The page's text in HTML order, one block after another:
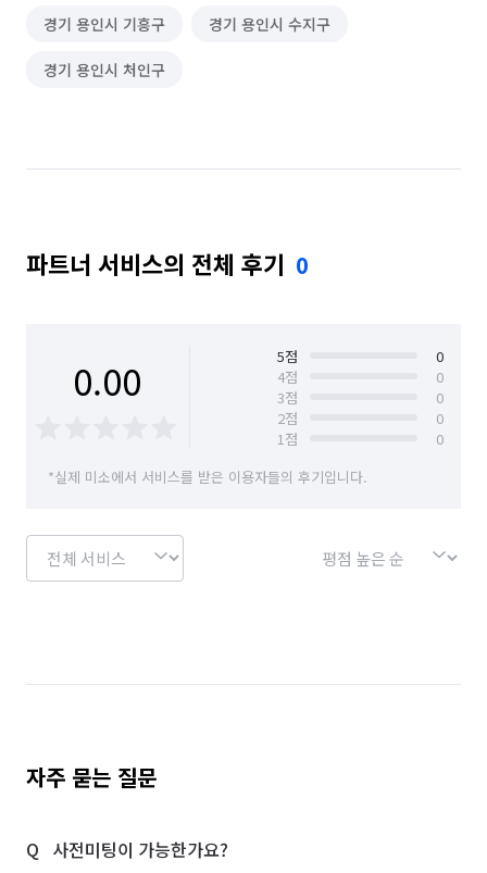
경기 용인시 기흥구 경기 용인시 수지구
경기 용인시 처인구
파트너 서비스의 전체 후기 0
0.00 5점
0
4점
0
3점
0
2점
0
1점
0
*실제 미소에서 서비스를 받은 이용자들의 후기입니다.
자주 묻는 질문
사전미팅이 가능한가요?